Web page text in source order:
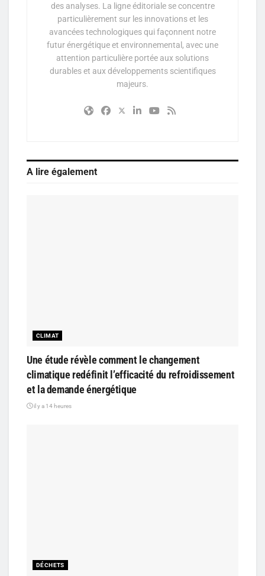
des analyses. La ligne éditoriale se concentre
particulièrement sur les innovations et les
avancées technologiques qui façonnent notre
futur énergétique et environnemental, avec une
attention particulière portée aux solutions
durables et aux développements scientifiques
majeurs.
A lire également
CLIMAT
Une étude révèle comment le changement
climatique redéfinit l’efficacité du refroidissement
et la demande énergétique
il y a 14 heures
DÉCHETS